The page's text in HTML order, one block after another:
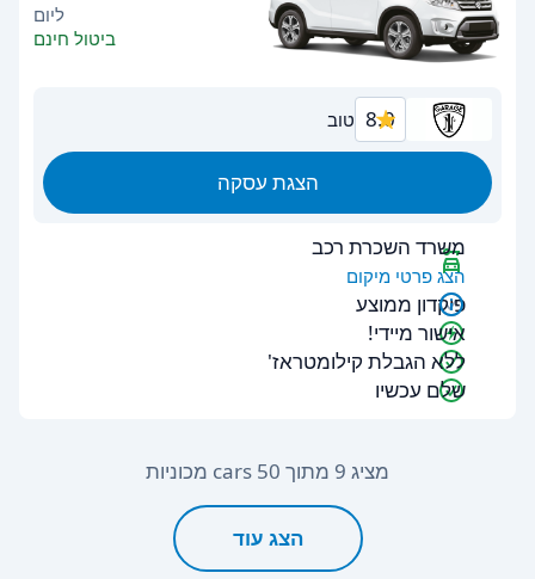
ליום
ביטול חינם
8.0 טוב
הצגת עסקה
משרד השכרת רכב
הצג פרטי מיקום
פיקדון ממוצע
אישור מיידי!
ללא הגבלת קילומטראז'
שלם עכשיו
מציג 9 מתוך 50 cars מכוניות
הצג עוד